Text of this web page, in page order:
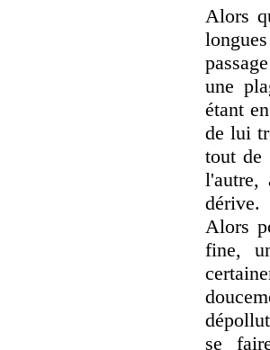
Alors
une
étant
de lui
tout de
l'autre,
dérive.
Alors
fine,
se